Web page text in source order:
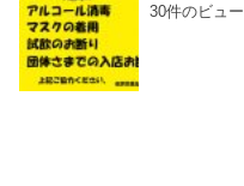
30件のビュー